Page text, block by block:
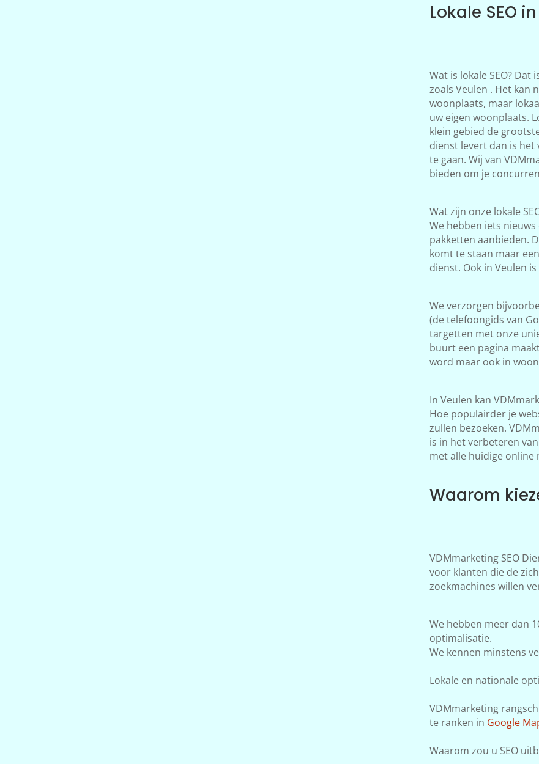
Lokale SEO
Wat is lokale SEO?
zoals Veulen . Het kan
woonplaats, maar
uw eigen woonplaats.
klein gebied de
dienst levert dan is het
te gaan. Wij van
bieden om je
Wat zijn onze lokale
We hebben iets
pakketten aanbieden.
komt te staan maar
dienst. Ook in Veulen
We verzorgen
(de telefoongids van
targetten met onze
buurt een pagina
word maar ook in
In Veulen kan
Hoe populairder je
zullen bezoeken.
is in het verbeteren
met alle huidige online
Waarom
VDMmarketing SEO
voor klanten die de
zoekmachines willen
We hebben meer dan
optimalisatie.
We kennen minstens
Lokale en nationale
VDMmarketing
te ranken in Google
Waarom zou u SEO